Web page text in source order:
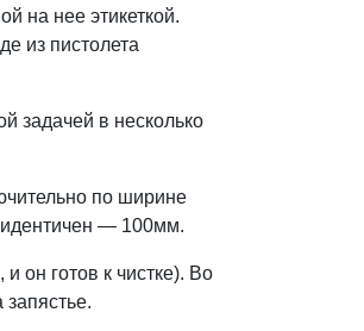
на нее этикеткой.
из пистолета
задачей в несколько
по ширине
идентичен — 100мм.
он готов к чистке). Во